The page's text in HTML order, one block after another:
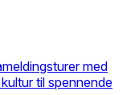
med
til spennende